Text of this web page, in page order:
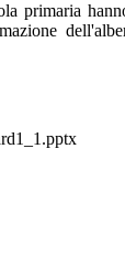
primaria